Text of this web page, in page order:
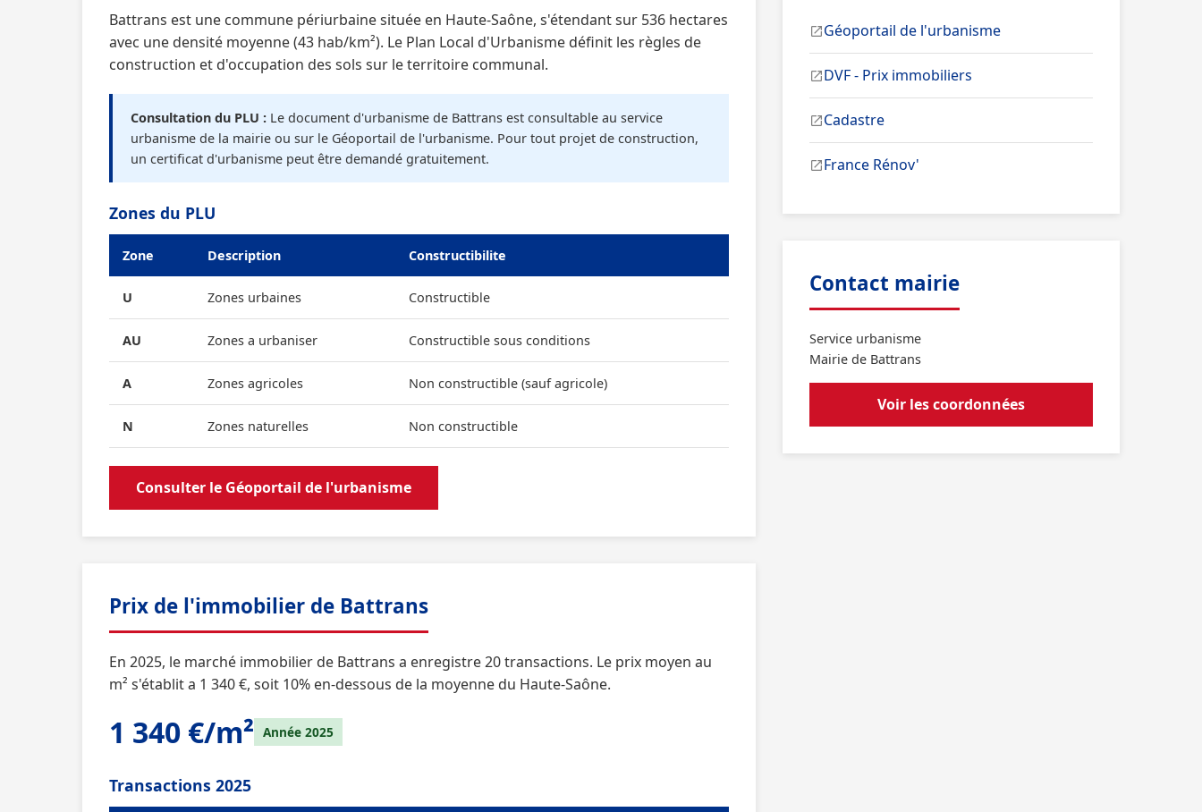
Battrans est une commune périurbaine située en Haute-Saône, s'étendant sur 536 hectares
avec une densité moyenne (43 hab/km²). Le Plan Local d'Urbanisme définit les règles de
construction et d'occupation des sols sur le territoire communal.
Consultation du PLU : Le document d'urbanisme de Battrans est consultable au service
urbanisme de la mairie ou sur le Géoportail de l'urbanisme. Pour tout projet de construction,
un certificat d'urbanisme peut être demandé gratuitement.
Zones du PLU
Zone Description Constructibilite
U Zones urbaines Constructible
AU Zones a urbaniser Constructible sous conditions
A Zones agricoles Non constructible (sauf agricole)
N Zones naturelles Non constructible
Consulter le Géoportail de l'urbanisme
Prix de l'immobilier de Battrans
En 2025, le marché immobilier de Battrans a enregistre 20 transactions. Le prix moyen au
m² s'établit a 1 340 €, soit 10% en-dessous de la moyenne du Haute-Saône.
1 340 €/m² Année 2025
Transactions 2025
Géoportail de l'urbanisme
DVF - Prix immobiliers
Cadastre
France Rénov'
Contact mairie
Service urbanisme
Mairie de Battrans
Voir les coordonnées